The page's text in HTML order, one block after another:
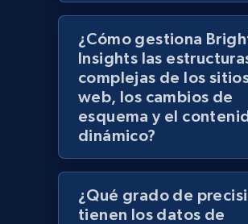
URL, Domain, Marketplace pn, Sku,
Model number, Gtin ean pn, Product
991+ 162+
Lowes.com - Gather data on
specified keywords
¿Cómo gestiona
Insights las
complejas de los
web, los cambios de
esquema y el
dinámico?
¿Qué grado de
tienen los datos de